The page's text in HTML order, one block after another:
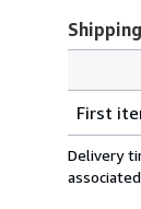
rates
from
Italy
First
Delivery